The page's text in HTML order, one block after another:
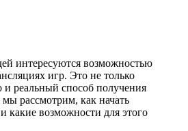
интересуются возможностью
игр. Это не только
и реальный способ получения
рассмотрим, как начать
какие возможности для этого